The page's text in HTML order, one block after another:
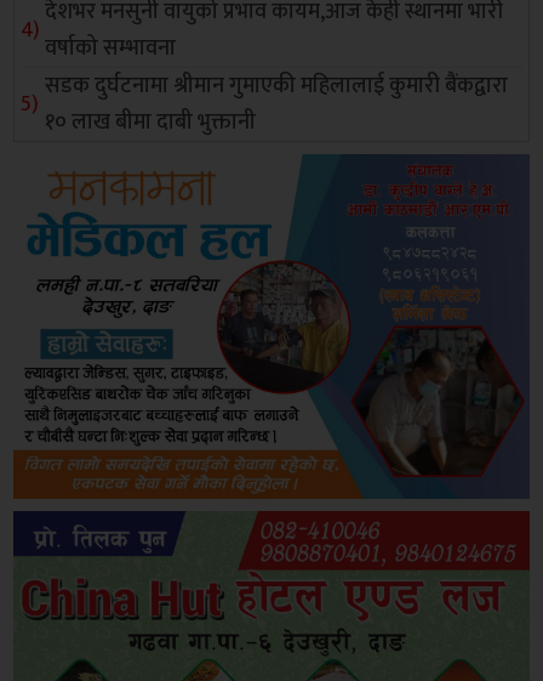
देशभर मनसुनी वायुको प्रभाव कायम,आज केही स्थानमा भारी
वर्षाको सम्भावना
सडक दुर्घटनामा श्रीमान गुमाएकी महिलालाई कुमारी बैंकद्वारा
१० लाख बीमा दाबी भुक्तानी